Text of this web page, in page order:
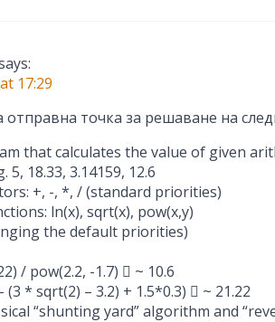
17:29
отправна точка за решаване на
that calculates the value of given
5, 18.33, 3.14159, 12.6
+, -, *, / (standard priorities)
ln(x), sqrt(x), pow(x,y)
the default priorities)
/ pow(2.2, -1.7)  ~ 10.6
(3 * sqrt(2) – 3.2) + 1.5*0.3)  ~ 21.22
“shunting yard” algorithm and